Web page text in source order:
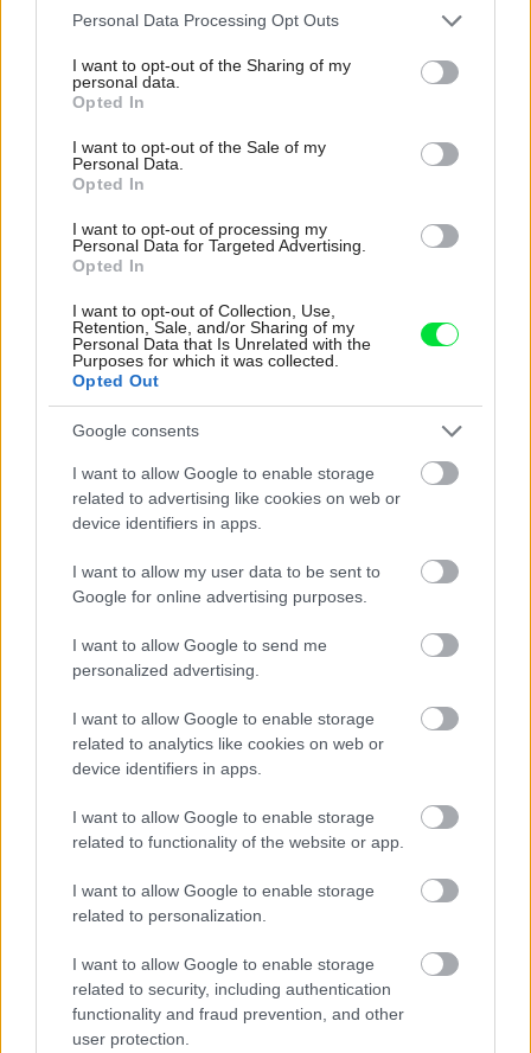
Please note that this website/app uses one or more Google
not limited to your visit or usage behaviour. You may click to
grant or deny consent to Google and its third-party tags to
use your data for below specified purposes in below Google
consent section.
Personal Data Processing Opt Outs
I want to opt-out of the Sharing of my
personal data.
Opted In
I want to opt-out of the Sale of my
Personal Data.
Opted In
I want to opt-out of processing my
Personal Data for Targeted Advertising.
Opted In
I want to opt-out of Collection, Use,
Retention, Sale, and/or Sharing of my
Personal Data that Is Unrelated with the
Purposes for which it was collected.
Opted Out
Google consents
I want to allow Google to enable storage
related to advertising like cookies on web or
device identifiers in apps.
I want to allow my user data to be sent to
Google for online advertising purposes.
I want to allow Google to send me
personalized advertising.
I want to allow Google to enable storage
related to analytics like cookies on web or
device identifiers in apps.
I want to allow Google to enable storage
related to functionality of the website or app.
I want to allow Google to enable storage
related to personalization.
I want to allow Google to enable storage
related to security, including authentication
functionality and fraud prevention, and other
user protection.
Najnovšie príspevky
Re: Takto sa rieši málo úložného miesta. V tomto byte
stačil jeden prvok | Môjdom.sk
My napríklad labky utierame hneď pri dverách a doma pred dvere
Re: Takto sa rieši málo úložného miesta. V tomto byte
stačil jeden prvok | Môjdom.sk
Ale vždy, keď…
Re: Toto je najväčší mýtus pri ošetrení dreva a môže vás
sa zbavilo zarodkov skodcov...
Najnovšie časopisy
Môj dom 07-08/2026